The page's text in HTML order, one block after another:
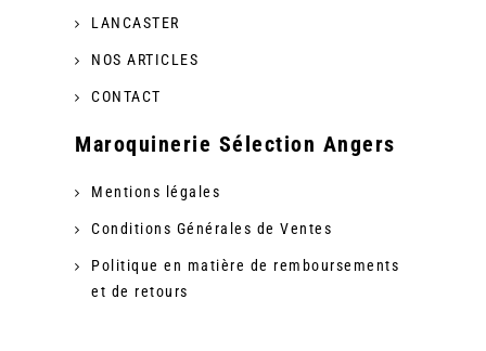
LANCASTER
NOS ARTICLES
CONTACT
Maroquinerie Sélection Angers
Mentions légales
Conditions Générales de Ventes
Politique en matière de remboursements
et de retours